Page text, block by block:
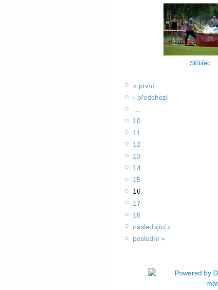
Stříbřec
« první
‹ předchozí
10
11
12
13
14
15
16
17
18
následující ›
poslední »